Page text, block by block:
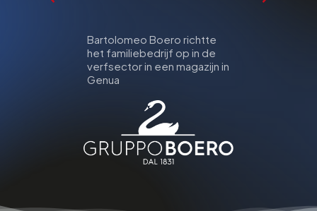
Bartolomeo Boero richtte
het familiebedrijf op in de
verfsector in een magazijn in
Genua